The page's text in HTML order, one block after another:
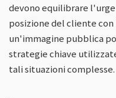
devono equilibrare
posizione del cliente
un'immagine pubblica
strategie chiave
tali situazioni complesse.